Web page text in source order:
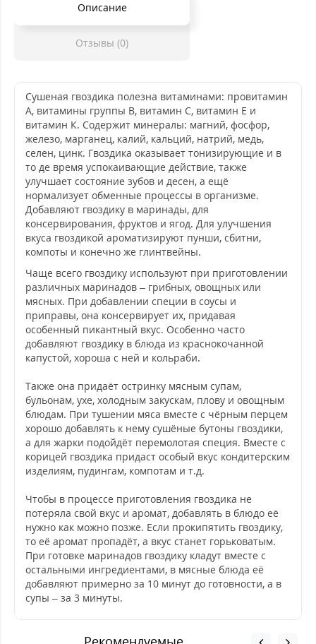
Описание
Отзывы (0)
Сушеная гвоздика полезна витаминами: провитамин
А, витамины группы В, витамин С, витамин Е и
витамин К. Содержит минералы: магний, фосфор,
железо, марганец, калий, кальций, натрий, медь,
селен, цинк. Гвоздика оказывает тонизирующие и в
то де время успокаивающие действие, также
улучшает состояние зубов и десен, а ещё
нормализует обменные процессы в организме.
Добавляют гвоздику в маринады, для
консервирования, фруктов и ягод. Для улучшения
вкуса гвоздикой ароматизируют пунши, сбитни,
компоты и конечно же глинтвейны.
Чаще всего гвоздику используют при приготовлении
различных маринадов – грибных, овощных или
мясных. При добавлении специи в соусы и
приправы, она консервирует их, придавая
особенный пикантный вкус. Особенно часто
добавляют гвоздику в блюда из краснокочанной
капустой, хороша с ней и кольраби.
Также она придаёт остринку мясным супам,
бульонам, ухе, холодным закускам, плову и овощным
блюдам. При тушении мяса вместе с чёрным перцем
хорошо добавлять к нему сушёные бутоны гвоздики,
а для жарки подойдёт перемолотая специя. Вместе с
корицей гвоздика придаст особый вкус кондитерским
изделиям, пудингам, компотам и т.д.
Чтобы в процессе приготовления гвоздика не
потеряла свой вкус и аромат, добавлять в блюдо её
нужно как можно позже. Если прокипятить гвоздику,
то её аромат пропадёт, а вкус станет горьковатым.
При готовке маринадов гвоздику кладут вместе с
остальными ингредиентами, в мясные блюда её
добавляют примерно за 10 минут до готовности, а в
супы – за 3 минуты.